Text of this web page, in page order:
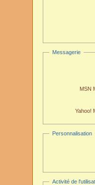
Messagerie
MSN
Yahoo!
Personnalisation
Activité de